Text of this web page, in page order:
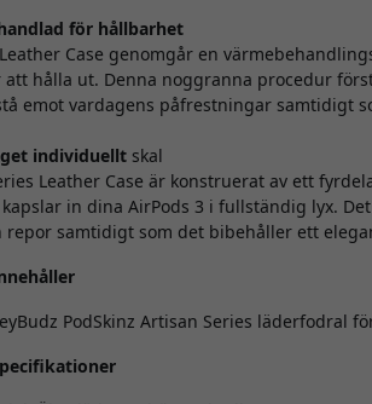
för hållbarhet
Case genomgår en
att hålla ut. Denna noggranna procedur
emot vardagens påfrestningar samtidigt
individuelltskal
Leather Case är konstruerat av ett
in dina AirPods 3 i fullständig lyx.
repor samtidigt som det bibehåller ett
PodSkinz Artisan Series läderfodral